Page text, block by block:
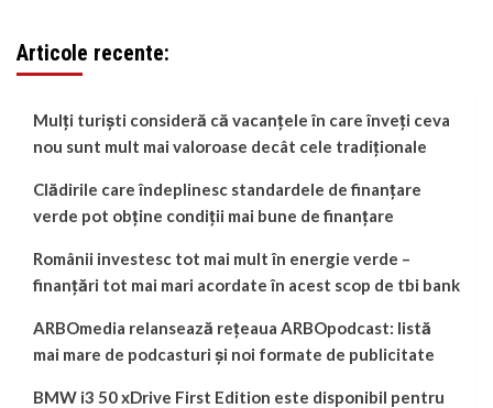
Articole recente:
Mulți turiști consideră că vacanțele în care înveți ceva
nou sunt mult mai valoroase decât cele tradiționale
Clădirile care îndeplinesc standardele de finanțare
verde pot obține condiții mai bune de finanțare
Românii investesc tot mai mult în energie verde –
finanțări tot mai mari acordate în acest scop de tbi bank
ARBOmedia relansează rețeaua ARBOpodcast: listă
mai mare de podcasturi și noi formate de publicitate
BMW i3 50 xDrive First Edition este disponibil pentru